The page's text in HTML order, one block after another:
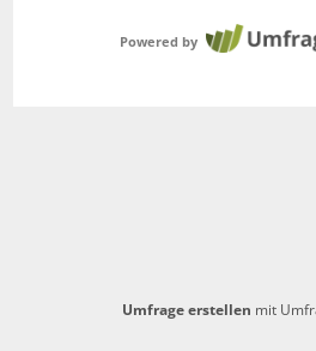
Powered by
Umfrage erstellen mit